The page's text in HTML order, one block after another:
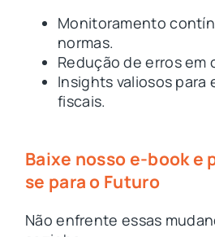
Monitoramento
normas.
Redução de erros em
Insights valiosos para
fiscais.
Baixe nosso e-book e
se para o Futuro
Não enfrente essas